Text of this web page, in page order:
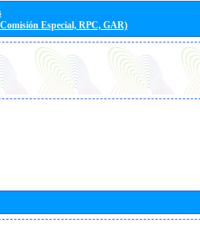
Especial, RPC, GAR)